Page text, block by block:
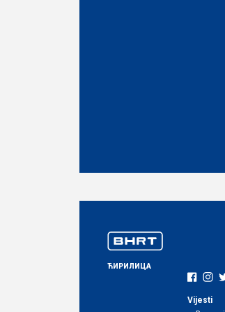
ЋИРИЛИЦА
Vijesti